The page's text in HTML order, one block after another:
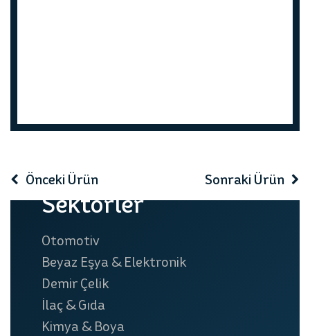
Önceki Ürün Sonraki Ürün
Sektörler
Otomotiv
Beyaz Eşya & Elektronik
Demir Çelik
İlaç & Gıda
Kimya & Boya